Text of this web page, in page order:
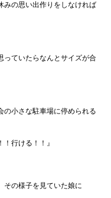
みの思い出作りをしなければ
っていたらなんとサイズが合
の小さな駐車場に停められる
行ける！！』
その様子を見ていた娘に